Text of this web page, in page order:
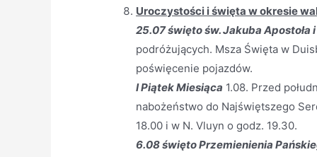
Uroczystości i święta w okresie
25.07 święto św. Jakuba
podróżujących. Msza Święta w
poświęcenie pojazdów.
I Piątek Miesiąca 1.08. Przed
nabożeństwo do Najświętszego
18.00 i w N. Vluyn o godz. 19.30.
6.08 święto Przemienienia